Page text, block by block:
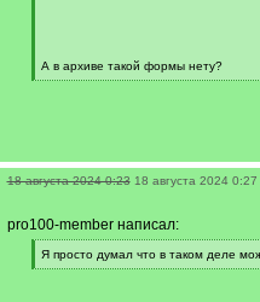
А в архиве такой формы нету?
[
18 августа 2024 0:23 18 августа 2024 0:27
pro100-member написал:
[
q
Я просто думал что в таком деле
[